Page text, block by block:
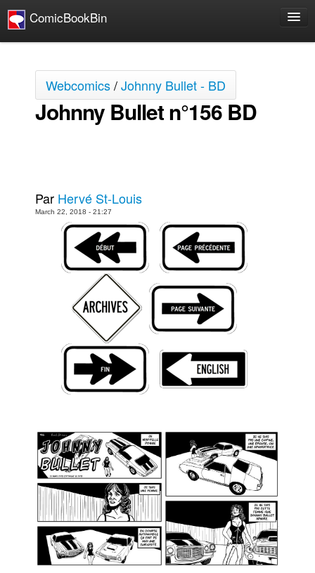
ComicBookBin
Bédé en ligne
Johnny Bullet - Français
Johnny Bullet - 22 Cases de Wally Wood
Johnny Bullet - Wally Wood's 22 Panels
Grumble
The Specimen
Baladodiffusion
Blogue
Culture de masse
Magasin
À propos
Publicité
Contacte
Webcomics/Johnny Bullet - BD
Johnny Bullet n°156 BD
Par Hervé St-Louis
March 22, 2018 - 21:27